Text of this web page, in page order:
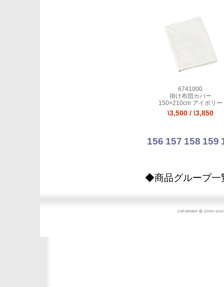
6741000
掛け布団カバー
150×210cm アイボリー
\3,500 / \3,850
156 157 158 159
◆商品グループ一